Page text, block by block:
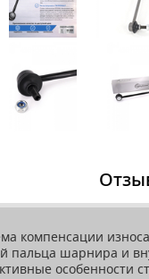
компенсации
пальца шарнира и
особенности